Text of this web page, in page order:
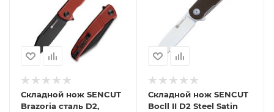
Складной нож SENCUT
Brazoria сталь D2,
Складной нож SENCUT
Bocll II D2 Steel Satin